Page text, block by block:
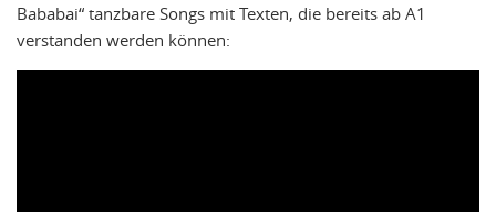
Bababai“ tanzbare Songs mit Texten, die bereits ab A1
verstanden werden können: